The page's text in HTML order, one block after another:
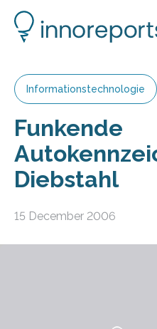
Informationstechnologie
Funkende
Diebstahl
15 December 2006